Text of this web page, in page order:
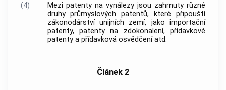
(4)
Mezi patenty na vynálezy jsou zahrnuty různé
druhy průmyslových patentů, které připouští
zákonodárství unijních zemí, jako importační
patenty, patenty na zdokonalení, přídavkové
patenty a přídavková osvědčení atd.
Článek 2